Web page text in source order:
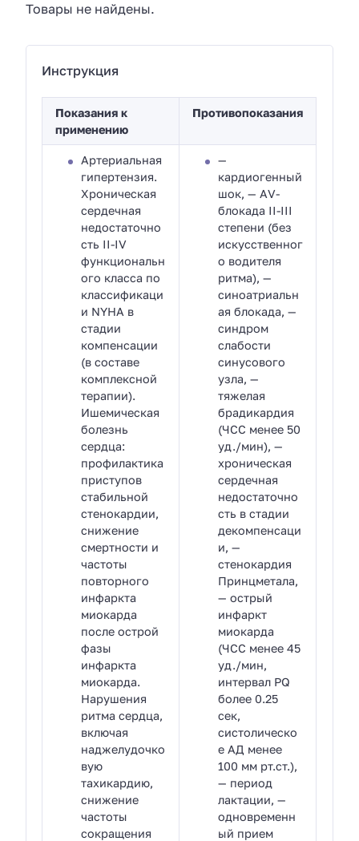
Товары не найдены.
Инструкция
Показания к
применению
Противопоказания
Артериальная
гипертензия.
Хроническая
сердечная
недостаточно
сть II-IV
функциональн
ого класса по
классификаци
и NYHA в
стадии
компенсации
(в составе
комплексной
терапии).
Ишемическая
болезнь
сердца:
профилактика
приступов
стабильной
стенокардии,
снижение
смертности и
частоты
повторного
инфаркта
миокарда
после острой
фазы
инфаркта
миокарда.
Нарушения
ритма сердца,
включая
наджелудочко
вую
тахикардию,
снижение
частоты
сокращения
—
кардиогенный
шок, — АV-
блокада II-III
степени (без
искусственног
о водителя
ритма), —
синоатриальн
ая блокада, —
синдром
слабости
синусового
узла, —
тяжелая
брадикардия
(ЧСС менее 50
уд./мин), —
хроническая
сердечная
недостаточно
сть в стадии
декомпенсаци
и, —
стенокардия
Принцметала,
— острый
инфаркт
миокарда
(ЧСС менее 45
уд./мин,
интервал PQ
более 0.25
сек,
систолическо
е АД менее
100 мм рт.ст.),
— период
лактации, —
одновременн
ый прием